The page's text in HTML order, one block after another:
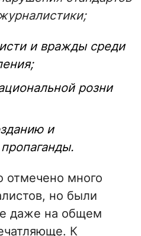
и вражды среди
розни
и
много
но были
даже на общем
К